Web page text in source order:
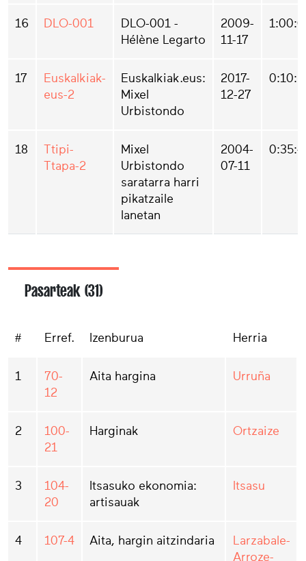
16 DLO-001
DLO-001 -
Hélène Legarto
2009-
11-17
17
Euskalkiak-
eus-2
Euskalkiak.eus:
Mixel
Urbistondo
2017-
12-27
18
Ttipi-
Ttapa-2
Mixel
Urbistondo
saratarra harri
pikatzaile
lanetan
2004-
07-11
Pasarteak (31)
# Erref. Izenburua Herria
1
70-
12
Aita hargina Urruña
2
100-
21
Harginak Ortzaize
3
104-
20
Itsasuko ekonomia:
artisauak
Itsasu
4 107-4 Aita, hargin aitzindaria
Larzabale-
Arroze-